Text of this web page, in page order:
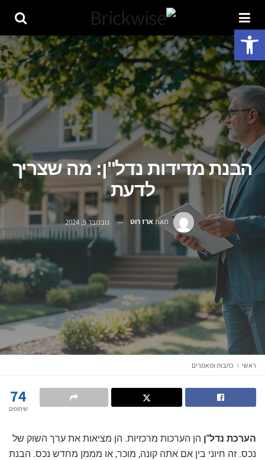
הבנת מדידות נדל"ן: מה שצריך
לדעת
מאת ארז רוט נובמבר 9, 2024
ראשי כתבות ומאמרים
74
שיתופים
הערכת נדל"ן הן הערכות מרכזיות. הן מציאות את ערך השוק של
נכס. זה חיוני בין אם אתה קונה, מוכר, או מממן מחדש נכס. הבנת
פתח סרגל נגישות